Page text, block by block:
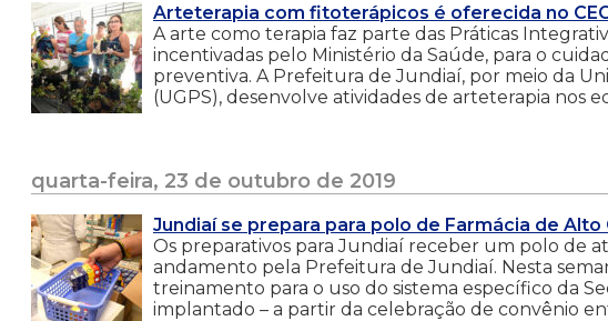
Arteterapia com fitoterápicos é oferecida no
A arte como terapia faz parte das Práticas
incentivadas pelo Ministério da Saúde, para o
preventiva. A Prefeitura de Jundiaí, por meio da
(UGPS), desenvolve atividades de arteterapia nos
quarta-feira, 23 de outubro de 2019
Jundiaí se prepara para polo de Farmácia de Alto
Os preparativos para Jundiaí receber um polo de
andamento pela Prefeitura de Jundiaí. Nesta
treinamento para o uso do sistema específico da
implantado – a partir da celebração de convênio